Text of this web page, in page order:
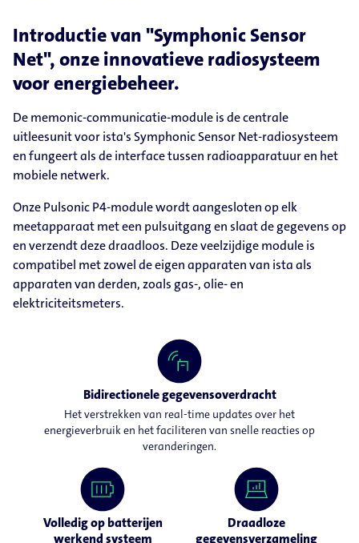
Introductie van "Symphonic Sensor
Net", onze innovatieve radiosysteem
voor energiebeheer.
De memonic-communicatie-module is de centrale
uitleesunit voor ista's Symphonic Sensor Net-radiosysteem
en fungeert als de interface tussen radioapparatuur en het
mobiele netwerk.
Onze Pulsonic P4-​module wordt aangesloten op elk
meetapparaat met een pulsuitgang en slaat de gegevens op
en verzendt deze draadloos. Deze veelzijdige module is
compatibel met zowel de eigen apparaten van ista als
apparaten van derden, zoals gas-, olie- en
elektriciteitsmeters.
Bidirectionele gegevensoverdracht
Het verstrekken van real-time updates over het
energieverbruik en het faciliteren van snelle reacties op
veranderingen.
Volledig op batterijen
werkend systeem
Draadloze
gegevensverzameling